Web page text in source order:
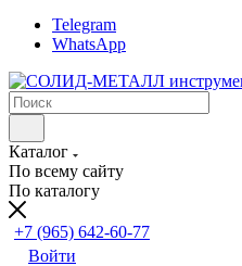
Telegram
WhatsApp
Каталог
По всему сайту
По каталогу
+7 (965) 642-60-77
Войти